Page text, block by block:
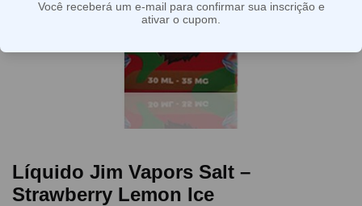
Líquido Jim Vapors Salt –
Strawberry Lemon Ice
Você receberá um e-mail para confirmar sua inscrição e
ativar o cupom.